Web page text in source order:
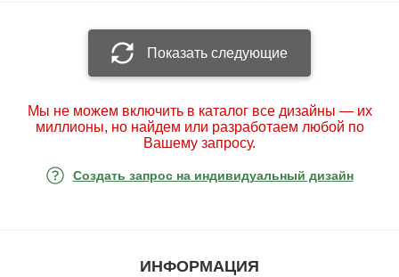
Показать следующие
Мы не можем включить в каталог все дизайны — их
миллионы, но найдем или разработаем любой по
Вашему запросу.
Создать запрос на индивидуальный дизайн
ИНФОРМАЦИЯ